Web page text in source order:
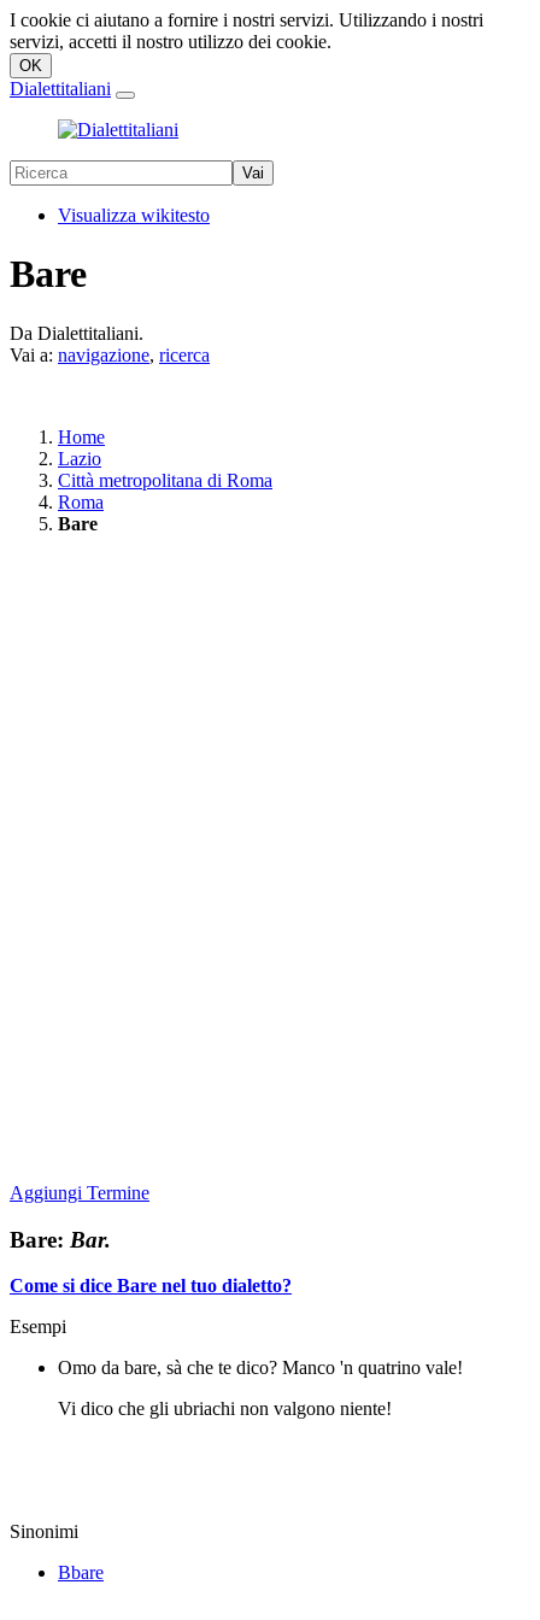
I cookie ci aiutano a fornire i nostri servizi. Utilizzando i nostri
servizi, accetti il nostro utilizzo dei cookie.
Dialettitaliani
Visualizza wikitesto
Bare
Da Dialettitaliani.
Vai a: navigazione, ricerca
Home
Lazio
Città metropolitana di Roma
Roma
Bare
Aggiungi Termine
Bare: Bar.
Come si dice Bare nel tuo dialetto?
Esempi
Omo da bare, sà che te dico? Manco 'n quatrino vale!
Vi dico che gli ubriachi non valgono niente!
Sinonimi
Bbare